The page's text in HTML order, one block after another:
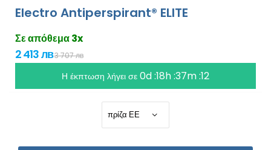
Electro Antiperspirant® ELITE
Σε απόθεμα 3x
2 413 лв3 707 лв
Η έκπτωση λήγει σε 0d :18h :37m :12